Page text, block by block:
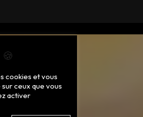
cookies et vous
ceux que vous
activer